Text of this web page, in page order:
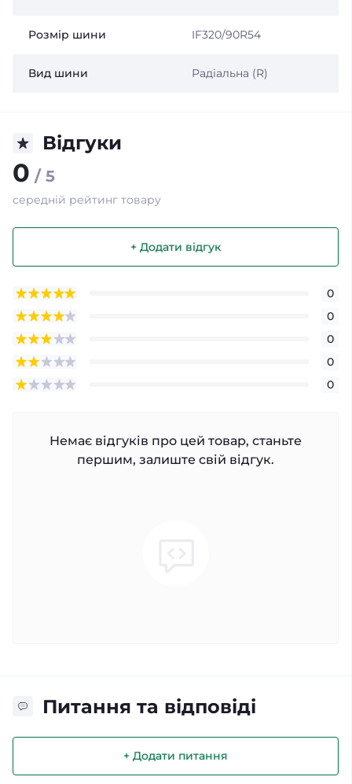
Розмір шини IF320/90R54
Вид шини Радіальна (R)
Відгуки
0 / 5
середній рейтинг товару
+ Додати відгук
0
0
0
0
0
Немає відгуків про цей товар, станьте
першим, залиште свій відгук.
Питання та відповіді
+ Додати питання